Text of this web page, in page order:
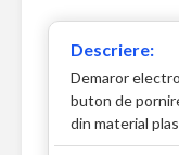
Descriere:
Demaror
buton de
din material